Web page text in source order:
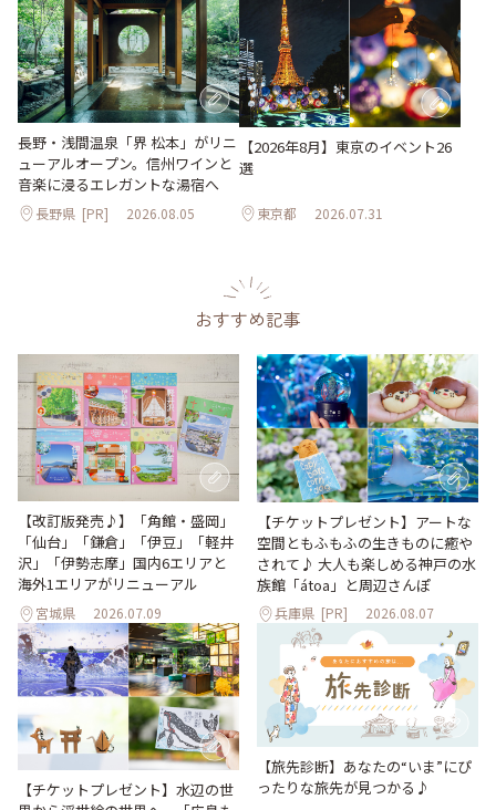
長野・浅間温泉「界 松本」がリニ
ューアルオープン。信州ワインと
音楽に浸るエレガントな湯宿へ
長野県 [PR] 2026.08.05
【2026年8月】東京のイベント26
選
東京都 2026.07.31
おすすめ記事
【改訂版発売♪】「角館・盛岡」
「仙台」「鎌倉」「伊豆」「軽井
沢」「伊勢志摩」国内6エリアと
海外1エリアがリニューアル
宮城県 2026.07.09
【チケットプレゼント】アートな
空間ともふもふの生きものに癒や
されて♪ 大人も楽しめる神戸の水
族館「átoa」と周辺さんぽ
兵庫県 [PR] 2026.08.07
【チケットプレゼント】水辺の世
【旅先診断】あなたの“いま”にぴ
ったりな旅先が見つかる♪